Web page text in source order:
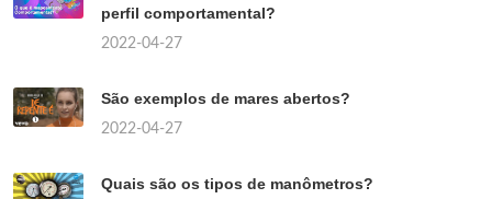
perfil comportamental?
2022-04-27
São exemplos de mares abertos?
2022-04-27
Quais são os tipos de manômetros?